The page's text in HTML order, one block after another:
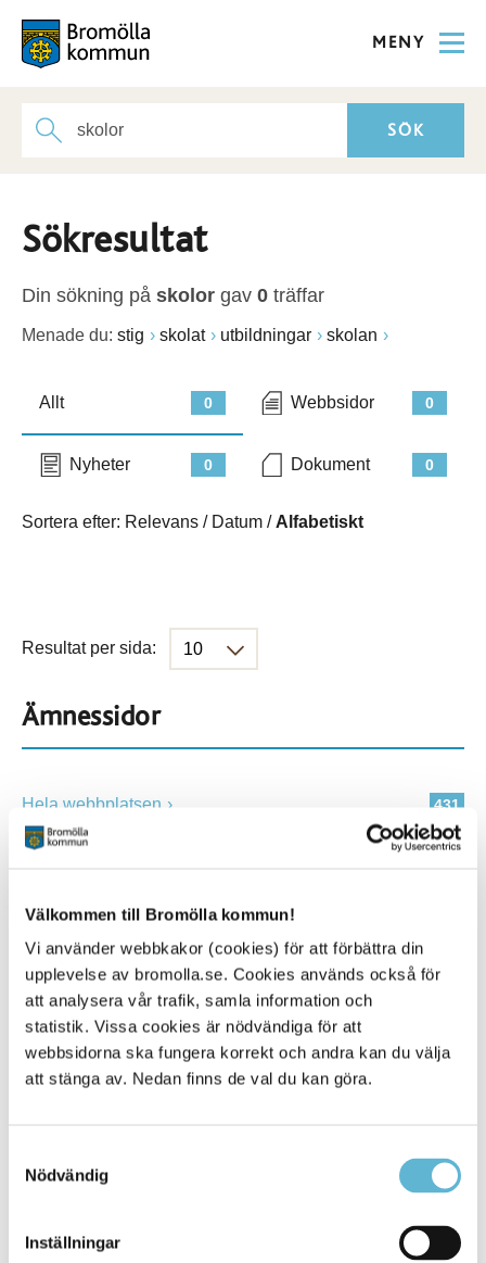
Välkommen till Bromölla kommun!
Vi använder webbkakor (cookies) för att förbättra din
upplevelse av bromolla.se. Cookies används också för
att analysera vår trafik, samla information och
statistik. Vissa cookies är nödvändiga för att
webbsidorna ska fungera korrekt och andra kan du välja
att stänga av. Nedan finns de val du kan göra.
Nödvändig
Inställningar
MENY
Sökresultat
Din sökning på skolor gav 0 träffar
Menade du: stig skolat utbildningar skolan
0
Allt 0
Webbsidor
0
Nyheter 0
Dokument
Sortera efter: Relevans / Datum / Alfabetiskt
Resultat per sida:
Ämnessidor
431
Hela webbplatsen
Alla platser
KONTAKT